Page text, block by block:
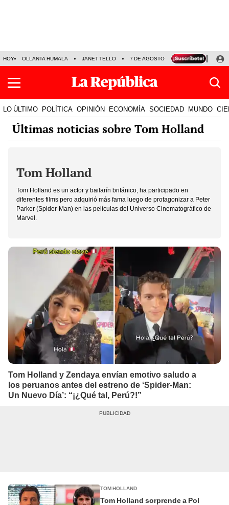
HOY OLLANTA HUMALA JANET TELLO 7 DE AGOSTO TINKA RESULTADOS
LO ÚLTIMO POLÍTICA OPINIÓN ECONOMÍA SOCIEDAD MUNDO
Últimas noticias sobre Tom Holland
Tom Holland
Tom Holland es un actor y bailarín británico, ha participado en
diferentes films pero adquirió más fama luego de protagonizar a Peter
Parker (Spider-Man) en las películas del Universo Cinematográfico de
Marvel.
Tom Holland y Zendaya envían emotivo saludo a
los peruanos antes del estreno de ‘Spider-Man:
Un Nuevo Día’: “¡¿Qué tal, Perú?!”
TOM HOLLAND
Tom Holland sorprende a Pol